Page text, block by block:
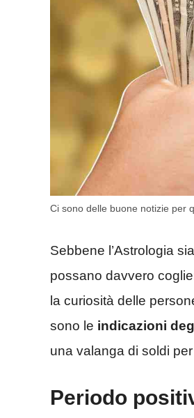
Ci sono delle buone notizie per
Sebbene l’Astrologia
possano davvero
la curiosità delle
sono le indicazioni
una valanga di soldi
Periodo